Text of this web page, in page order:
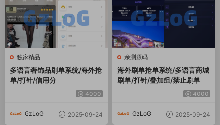
独家精品
多语言奢饰品刷单系统/海外抢
单/打针/信用分
4000
GzLoG 2025-09-24
亲测源码
海外刷单抢单系统/多语言商城
刷单/打针/叠加组/禁止刷单
4000
GzLoG 2025-09-24